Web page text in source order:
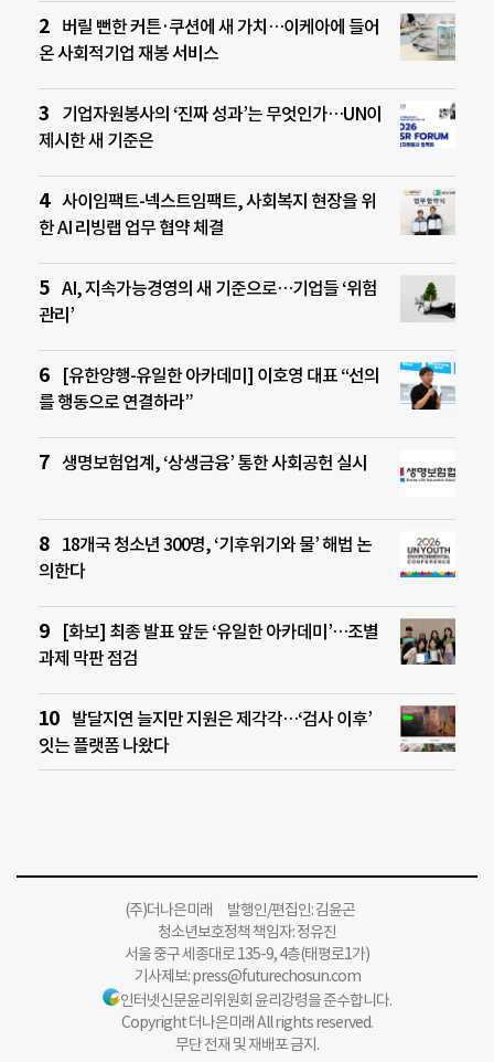
버릴 뻔한 커튼·쿠션에 새 가치…이케아에 들어
온 사회적기업 재봉 서비스
기업자원봉사의 ‘진짜 성과’는 무엇인가…UN이
제시한 새 기준은
사이임팩트-넥스트임팩트, 사회복지 현장을 위
한 AI 리빙랩 업무 협약 체결
AI, 지속가능경영의 새 기준으로…기업들 ‘위험
관리’
[유한양행-유일한 아카데미] 이호영 대표 “선의
를 행동으로 연결하라”
생명보험업계, ‘상생금융’ 통한 사회공헌 실시
18개국 청소년 300명, ‘기후위기와 물’ 해법 논
의한다
[화보] 최종 발표 앞둔 ‘유일한 아카데미’…조별
과제 막판 점검
발달지연 늘지만 지원은 제각각…‘검사 이후’
잇는 플랫폼 나왔다
(주)더나은미래 발행인/편집인: 김윤곤
청소년보호정책 책임자: 정유진
서울 중구 세종대로 135-9, 4층(태평로1가)
기사제보:press@futurechosun.com
인터넷신문윤리위원회 윤리강령을 준수합니다.
Copyright 더나은미래 All rights reserved.
무단 전재 및 재배포 금지.